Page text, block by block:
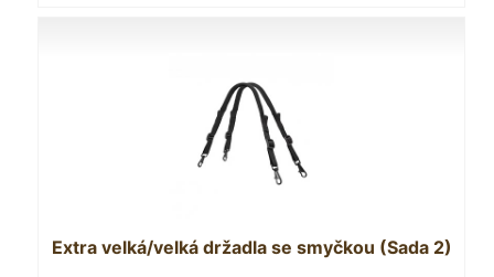
Extra velká/velká držadla se smyčkou (Sada 2)